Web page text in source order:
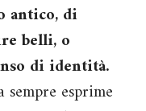
antico, di
belli, o
di identità.
esprime